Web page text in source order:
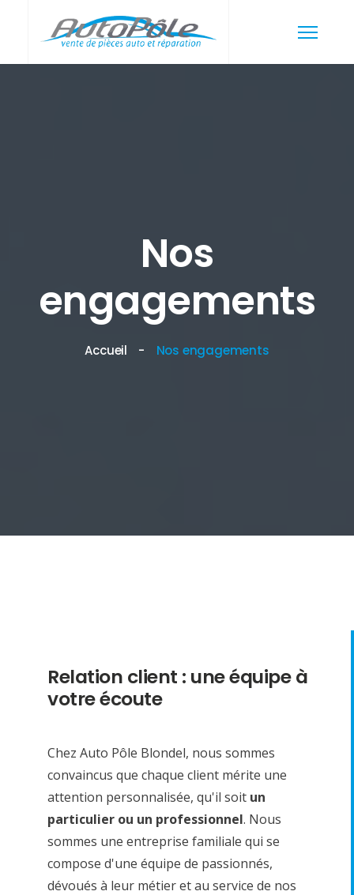
Nos
engagements
Accueil Nos engagements
Relation client : une équipe à
votre écoute
Chez Auto Pôle Blondel, nous sommes
convaincus que chaque client mérite une
attention personnalisée, qu'il soit un
particulier ou un professionnel. Nous
sommes une entreprise familiale qui se
compose d'une équipe de passionnés,
dévoués à leur métier et au service de nos